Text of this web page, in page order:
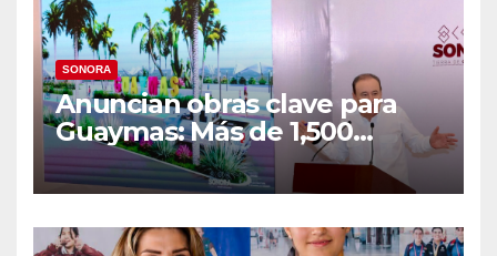
SONORA
Anuncian obras clave para
Guaymas: Más de 1,500
viviendas, modernización del
malecón y nuevo hospital del